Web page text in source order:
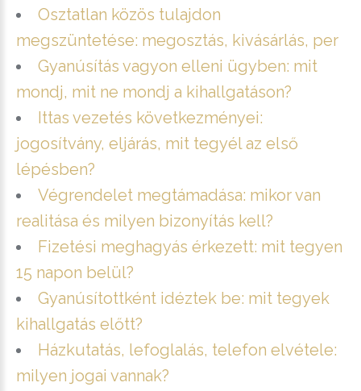
Osztatlan közös tulajdon
megszüntetése: megosztás, kivásárlás, per
Gyanúsítás vagyon elleni ügyben: mit
mondj, mit ne mondj a kihallgatáson?
Ittas vezetés következményei:
jogosítvány, eljárás, mit tegyél az első
lépésben?
Végrendelet megtámadása: mikor van
realitása és milyen bizonyítás kell?
Fizetési meghagyás érkezett: mit tegyen
15 napon belül?
Gyanúsítottként idéztek be: mit tegyek
kihallgatás előtt?
Házkutatás, lefoglalás, telefon elvétele:
milyen jogai vannak?